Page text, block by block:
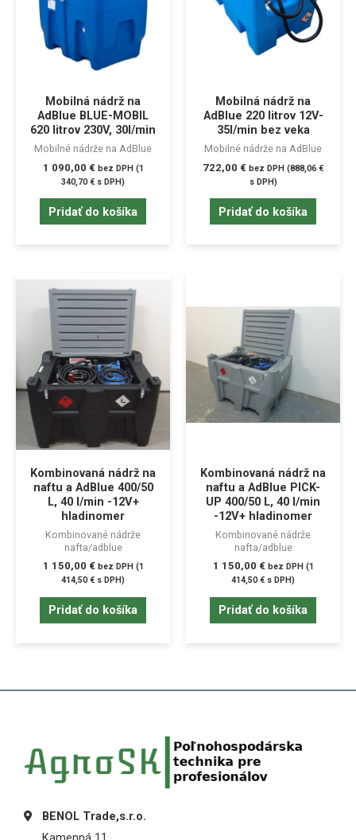
Mobilná nádrž na
AdBlue BLUE-MOBIL
620 litrov 230V, 30l/min
Mobilné nádrže na AdBlue
1 090,00 € bez DPH (1
340,70€ s DPH)
Pridať do košíka
Mobilná nádrž na
AdBlue 220 litrov 12V-
35l/min bez veka
Mobilné nádrže na AdBlue
722,00 € bez DPH (888,06 €
s DPH)
Pridať do košíka
Kombinovaná nádrž na
naftu a AdBlue 400/50
L, 40 l/min -12V+
hladinomer
Kombinované nádrže
nafta/adblue
1 150,00 € bez DPH (1
414,50€ s DPH)
Pridať do košíka
Kombinovaná nádrž na
naftu a AdBlue PICK-
UP 400/50 L, 40 l/min
-12V+ hladinomer
Kombinované nádrže
nafta/adblue
1 150,00 € bez DPH (1
414,50€ s DPH)
Pridať do košíka
BENOL Trade,s.r.o.